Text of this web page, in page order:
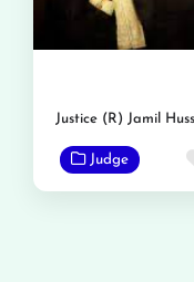
Judge